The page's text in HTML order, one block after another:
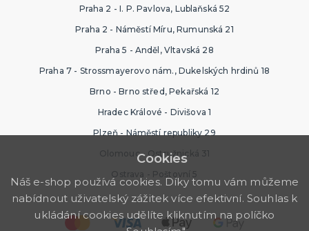
Praha 2 - I. P. Pavlova, Lublaňská 52
Praha 2 - Náměstí Míru, Rumunská 21
Praha 5 - Anděl, Vltavská 28
Praha 7 - Strossmayerovo nám., Dukelských hrdinů 18
Brno - Brno střed, Pekařská 12
Hradec Králové - Divišova 1
Plzeň - Náměstí republiky 29
Olomouc - Ostružnická 31
Ostrava - Poštovní 5
Cookies
Náš e-shop používá cookies. Díky tomu vám můžeme
nabídnout uživatelský zážitek více efektivní. Souhlas k
ukládání cookies udělíte kliknutím na políčko